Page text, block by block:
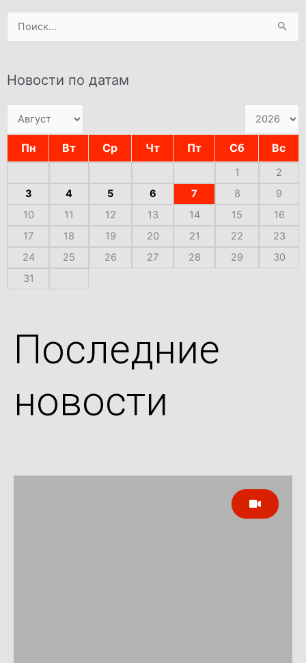
Поиск:
Новости по датам
Пн Вт Ср Чт Пт Сб Вс
1
2
3
4 5 6 7 8
9
10
11 12 13 14 15
16
17
18 19 20 21 22
23
24
25 26 27 28 29
30
31
Последние
новости